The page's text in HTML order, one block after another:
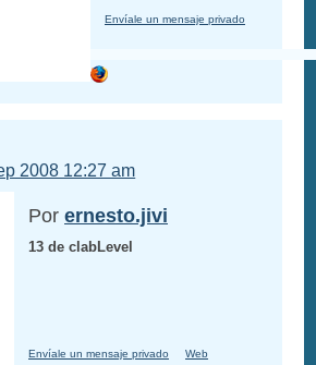
Envíale un mensaje privado
2008 12:27 am
Por ernesto.jivi
13 de clabLevel
Envíale un mensaje privado Web